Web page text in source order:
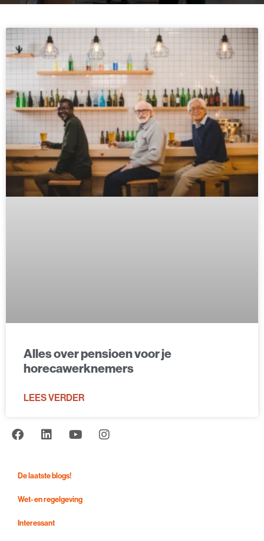
Alles over pensioen voor je
horecawerknemers
LEES VERDER
De laatste blogs!
Wet- en regelgeving
Interessant